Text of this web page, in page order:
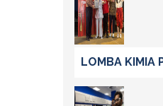
LOMBA KIMIA